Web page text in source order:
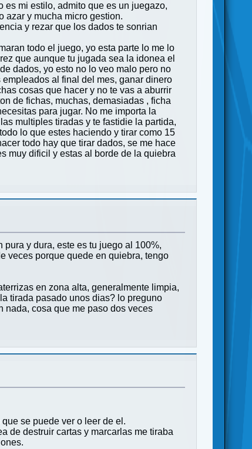
es mi estilo, admito que es un juegazo,
azar y mucha micro gestion.
y rezar que los dados te sonrian
todo el juego, yo esta parte lo me lo
que aunque tu jugada sea la idonea el
dados, yo esto no lo veo malo pero no
al final del mes, ganar dinero
cosas que hacer y no te vas a aburrir
de fichas, muchas, demasiadas , ficha
para jugar. No me importa la
multiples tiradas y te fastidie la partida,
lo que estes haciendo y tirar como 15
todo hay que tirar dados, se me hace
muy dificil y estas al borde de la quiebra
y dura, este es tu juego al 100%,
veces porque quede en quiebra, tengo
en zona alta, generalmente limpia,
tirada pasado unos dias? lo preguno
nada, cosa que me paso dos veces
se puede ver o leer de el.
de destruir cartas y marcarlas me tiraba